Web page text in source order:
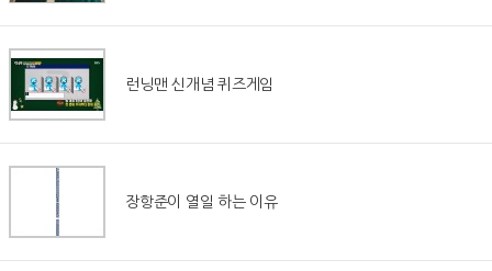
런닝맨 신개념 퀴즈게임
장항준이 열일 하는 이유